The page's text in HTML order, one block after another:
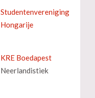
Studentenvereniging
Hongarije
KRE Boedapest
Neerlandistiek